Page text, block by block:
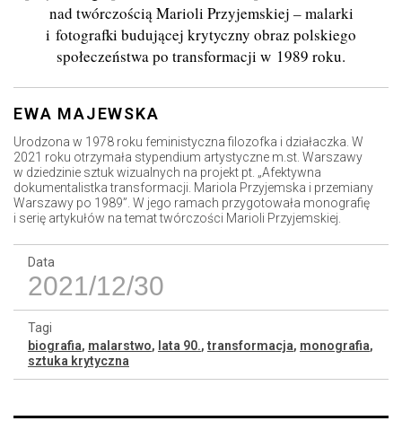
nad twórczością Marioli Przyjemskiej –malarki
i fotografki budującej krytyczny obraz polskiego
społeczeństwa po transformacji w 1989 roku.
EWA MAJEWSKA
Urodzona w 1978 roku feministyczna filozofka i działaczka. W
2021 roku otrzymała stypendium artystyczne m.st. Warszawy
w dziedzinie sztuk wizualnych na projekt pt. „Afektywna
dokumentalistka transformacji. Mariola Przyjemska i przemiany
Warszawy po 1989”. W jego ramach przygotowała monografię
i serię artykułów na temat twórczości Marioli Przyjemskiej.
Data
2021/12/30
Tagi
biografia, malarstwo, lata 90.,transformacja, monografia,
sztuka krytyczna